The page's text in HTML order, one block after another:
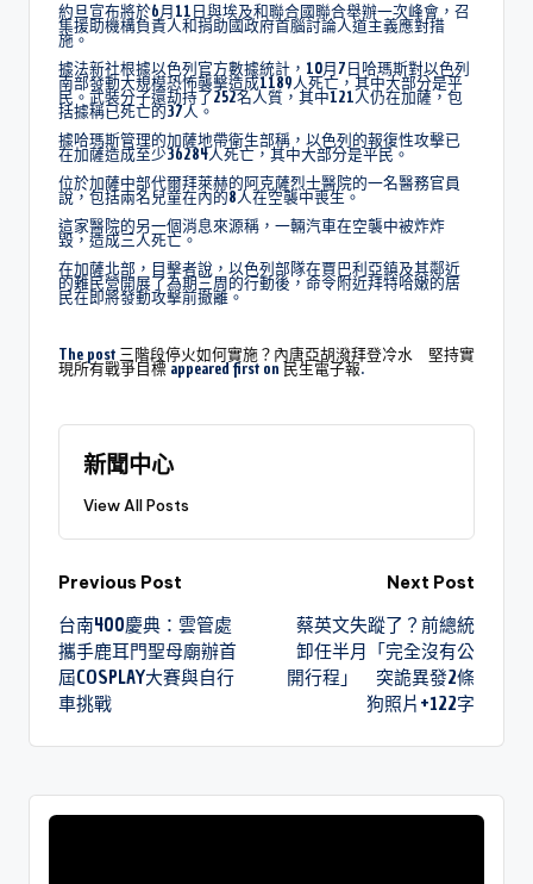
約旦宣布將於6月11日與埃及和聯合國聯合舉辦一次峰會，召
集援助機構負責人和捐助國政府首腦討論人道主義應對措
施。
據法新社根據以色列官方數據統計，10月7日哈瑪斯對以色列
南部發動大規模恐怖襲擊造成1189人死亡，其中大部分是平
民。武裝分子還劫持了252名人質，其中121人仍在加薩，包
括據稱已死亡的37人。
據哈瑪斯管理的加薩地帶衛生部稱，以色列的報復性攻擊已
在加薩造成至少36284人死亡，其中大部分是平民。
位於加薩中部代爾拜萊赫的阿克薩烈士醫院的一名醫務官員
說，包括兩名兒童在內的8人在空襲中喪生。
這家醫院的另一個消息來源稱，一輛汽車在空襲中被炸炸
毀，造成三人死亡。
在加薩北部，目擊者說，以色列部隊在賈巴利亞鎮及其鄰近
的難民營開展了為期三周的行動後，命令附近拜特哈嫩的居
民在即將發動攻擊前撤離。
The post三階段停火如何實施？內唐亞胡潑拜登冷水 堅持實
現所有戰爭目標appeared first on 民生電子報.
新聞中心
View All Posts
Previous Post
台南400慶典：雲管處
攜手鹿耳門聖母廟辦首
屆COSPLAY大賽與自行
車挑戰
Next Post
蔡英文失蹤了？前總統
卸任半月「完全沒有公
開行程」 突詭異發2條
狗照片+122字